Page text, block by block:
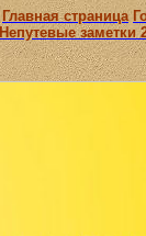
Главная страница
Непутевые заметки